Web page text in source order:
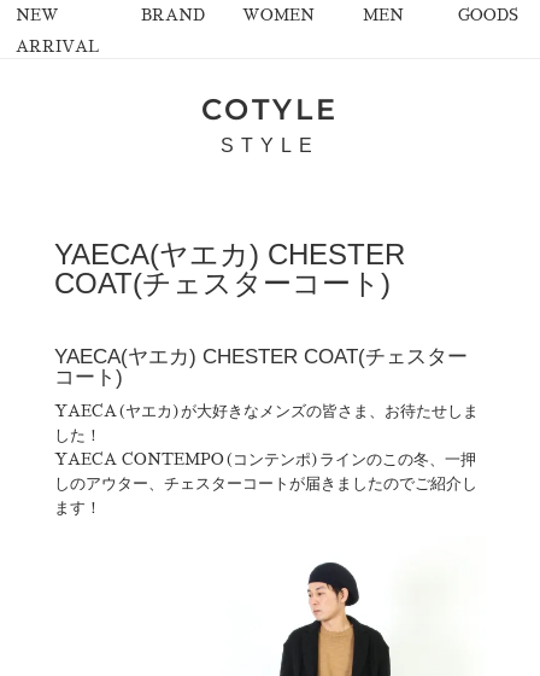
NEW
ARRIVAL
BRAND WOMEN MEN GOODS
COTYLE
STYLE
YAECA(ヤエカ) CHESTER
COAT(チェスターコート)
YAECA(ヤエカ) CHESTER COAT(チェスター
コート)
YAECA(ヤエカ)が大好きなメンズの皆さま、お待たせしま
した！
YAECA CONTEMPO(コンテンポ)ラインのこの冬、一押
しのアウター、チェスターコートが届きましたのでご紹介し
ます！